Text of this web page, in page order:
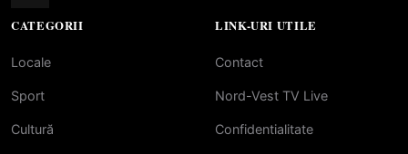
CATEGORII
Locale
Sport
Cultură
LINK-URI UTILE
Contact
Nord-Vest TV Live
Confidentialitate